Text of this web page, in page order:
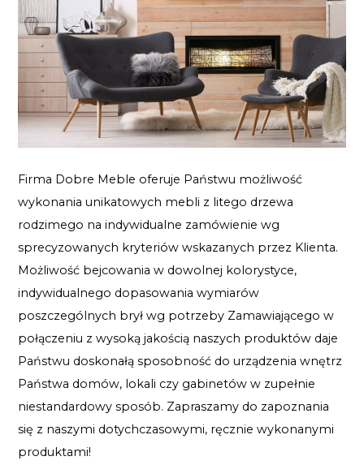
Firma Dobre Meble oferuje Państwu możliwość
wykonania unikatowych mebli z litego drzewa
rodzimego na indywidualne zamówienie wg
sprecyzowanych kryteriów wskazanych przez Klienta.
Możliwość bejcowania w dowolnej kolorystyce,
indywidualnego dopasowania wymiarów
poszczególnych brył wg potrzeby Zamawiającego w
połączeniu z wysoką jakością naszych produktów daje
Państwu doskonałą sposobność do urządzenia wnętrz
Państwa domów, lokali czy gabinetów w zupełnie
niestandardowy sposób. Zapraszamy do zapoznania
się z naszymi dotychczasowymi, ręcznie wykonanymi
produktami!